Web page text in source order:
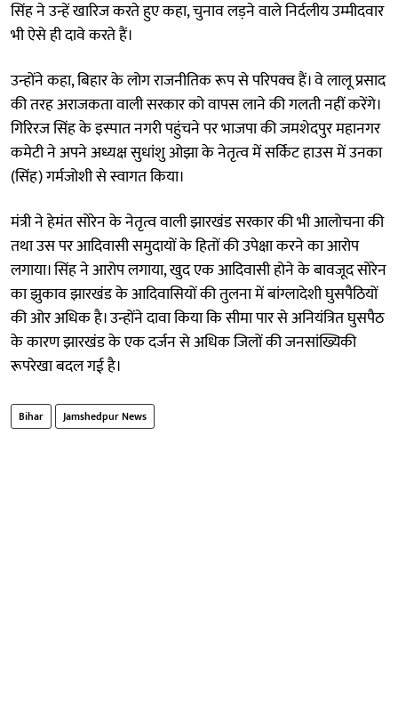
सिंह ने उन्हें खारिज करते हुए कहा, चुनाव लड़ने वाले निर्दलीय उम्मीदवार
भी ऐसे ही दावे करते हैं।
उन्होंने कहा, बिहार के लोग राजनीतिक रूप से परिपक्व हैं। वे लालू प्रसाद
की तरह अराजकता वाली सरकार को वापस लाने की गलती नहीं करेंगे।
गिरिरज सिंह के इस्पात नगरी पहुंचने पर भाजपा की जमशेदपुर महानगर
कमेटी ने अपने अध्यक्ष सुधांशु ओझा के नेतृत्व में सर्किट हाउस में उनका
(सिंह) गर्मजोशी से स्वागत किया।
मंत्री ने हेमंत सोरेन के नेतृत्व वाली झारखंड सरकार की भी आलोचना की
तथा उस पर आदिवासी समुदायों के हितों की उपेक्षा करने का आरोप
लगाया। सिंह ने आरोप लगाया, खुद एक आदिवासी होने के बावजूद सोरेन
का झुकाव झारखंड के आदिवासियों की तुलना में बांग्लादेशी घुसपैठियों
की ओर अधिक है। उन्होंने दावा किया कि सीमा पार से अनियंत्रित घुसपैठ
के कारण झारखंड के एक दर्जन से अधिक जिलों की जनसांख्यिकी
रूपरेखा बदल गई है।
Bihar Jamshedpur News